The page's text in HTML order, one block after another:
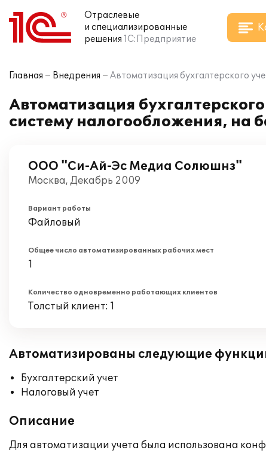
Отраслевые
и специализированные
решения 1С:Предприятие
Главная Внедрения Автоматизация бухгалтерского
Автоматизация
систему налогообложения,
ООО "Си-Ай-Эс Медиа Солюшнз"
Москва, Декабрь 2009
Вариант работы
Файловый
Общее число автоматизированных рабочих мест
1
Количество одновременно работающих клиентов
Толстый клиент: 1
Автоматизированы следующие
Бухгалтерский учет
Налоговый учет
Описание
Для автоматизации учета была использована